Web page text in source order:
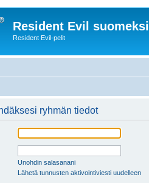
Resident Evil suomeksi
Resident Evil-pelit
ryhmän tiedot
Unohdin salasanani
Lähetä tunnusten aktivointiviesti uudelleen